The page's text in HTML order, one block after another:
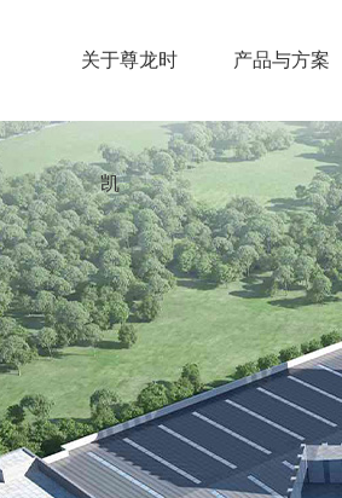
关于尊龙时
凯
产品与方案